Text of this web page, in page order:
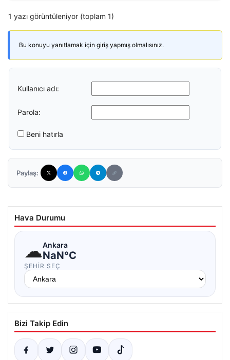
1 yazı görüntüleniyor (toplam 1)
Bu konuyu yanıtlamak için giriş yapmış olmalısınız.
Kullanıcı adı:
Parola:
Beni hatırla
Paylaş:
Hava Durumu
☁Ankara
NaN°C
ŞEHIR SEÇ
Bizi Takip Edin